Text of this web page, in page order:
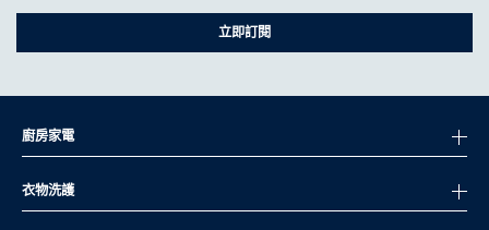
立即訂閱
廚房家電
衣物洗護